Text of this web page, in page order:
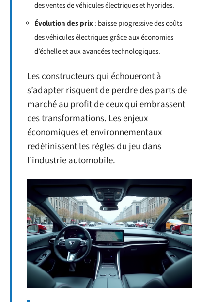
des ventes de véhicules électriques et hybrides.
Évolution des prix: baisse progressive des coûts
des véhicules électriques grâce aux économies
d’échelle et aux avancées technologiques.
Les constructeurs qui échoueront à
s’adapter risquent de perdre des parts de
marché au profit de ceux qui embrassent
ces transformations. Les enjeux
économiques et environnementaux
redéfinissent les règles du jeu dans
l’industrie automobile.